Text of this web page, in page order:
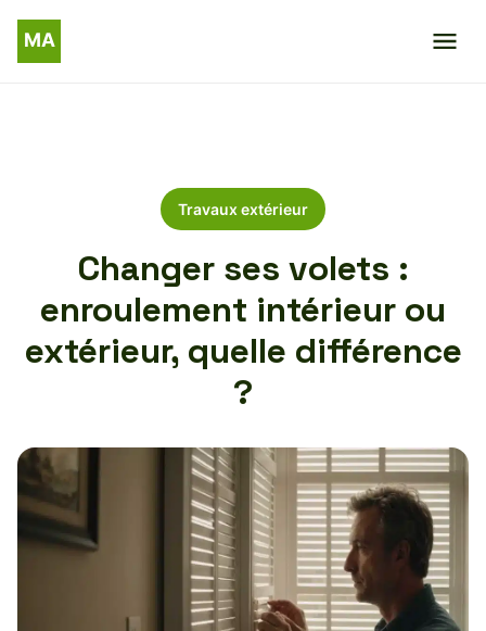
Travaux extérieur
Changer ses volets :
enroulement intérieur ou
extérieur, quelle différence
?